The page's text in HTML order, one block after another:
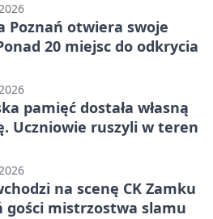
Poznań otwiera swoje
20 miejsc do odkrycia
pamięć dostała własną
Uczniowie ruszyli w teren
na scenę CK Zamku
gości mistrzostwa slamu